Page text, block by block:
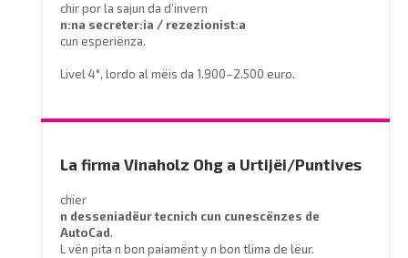
chir por la sajun da d’invern
n:na secreter:ia / rezezionist:a
cun esperiënza.
Livel 4°, lordo al mëis da 1.900–2.500 euro.
info@miramontihotel.it
o telefoné al
La firma Vinaholz Ohg a Urtijëi/Puntives
chier
n desseniadëur tecnich cun cunescënzes de
AutoCad.
L vën pita n bon paiamënt y n bon tlima de lëur.